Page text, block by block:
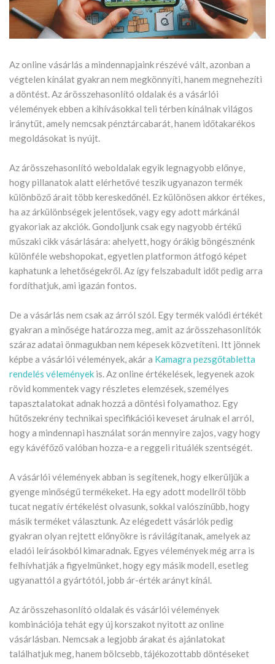
Az online vásárlás a mindennapjaink részévé vált, azonban a
végtelen kínálat gyakran nem megkönnyíti, hanem megnehezíti
a döntést. Az árösszehasonlító oldalak és a vásárlói
vélemények ebben a kihívásokkal teli térben kínálnak világos
iránytűt, amely nemcsak pénztárcabarát, hanem időtakarékos
megoldásokat is nyújt.
Az árösszehasonlító weboldalak egyik legnagyobb előnye,
hogy pillanatok alatt elérhetővé teszik ugyanazon termék
különböző árait több kereskedőnél. Ez különösen akkor értékes,
ha az árkülönbségek jelentősek, vagy egy adott márkánál
gyakoriak az akciók. Gondoljunk csak egy nagyobb értékű
műszaki cikk vásárlására: ahelyett, hogy órákig böngésznénk
különféle webshopokat, egyetlen platformon átfogó képet
kaphatunk a lehetőségekről. Az így felszabadult időt pedig arra
fordíthatjuk, ami igazán fontos.
De a vásárlás nem csak az árról szól. Egy termék valódi értékét
gyakran a minősége határozza meg, amit az árösszehasonlítók
száraz adatai önmagukban nem képesek közvetíteni. Itt jönnek
képbe a vásárlói vélemények, akár a Kamagra pezsgőtabletta
rendelés vélemények is. Az online értékelések, legyenek azok
rövid kommentek vagy részletes elemzések, személyes
tapasztalatokat adnak hozzá a döntési folyamathoz. Egy
hűtőszekrény technikai specifikációi keveset árulnak el arról,
hogy a mindennapi használat során mennyire zajos, vagy hogy
egy kávéfőző valóban hozza-e a reggeli rituálék szentségét.
A vásárlói vélemények abban is segítenek, hogy elkerüljük a
gyenge minőségű termékeket. Ha egy adott modellről több
tucat negatív értékelést olvasunk, sokkal valószínűbb, hogy
másik terméket választunk. Az elégedett vásárlók pedig
gyakran olyan rejtett előnyökre is rávilágítanak, amelyek az
eladói leírásokból kimaradnak. Egyes vélemények még arra is
felhívhatják a figyelmünket, hogy egy másik modell, esetleg
ugyanattól a gyártótól, jobb ár-érték arányt kínál.
Az árösszehasonlító oldalak és vásárlói vélemények
kombinációja tehát egy új korszakot nyitott az online
vásárlásban. Nemcsak a legjobb árakat és ajánlatokat
találhatjuk meg, hanem bölcsebb, tájékozottabb döntéseket